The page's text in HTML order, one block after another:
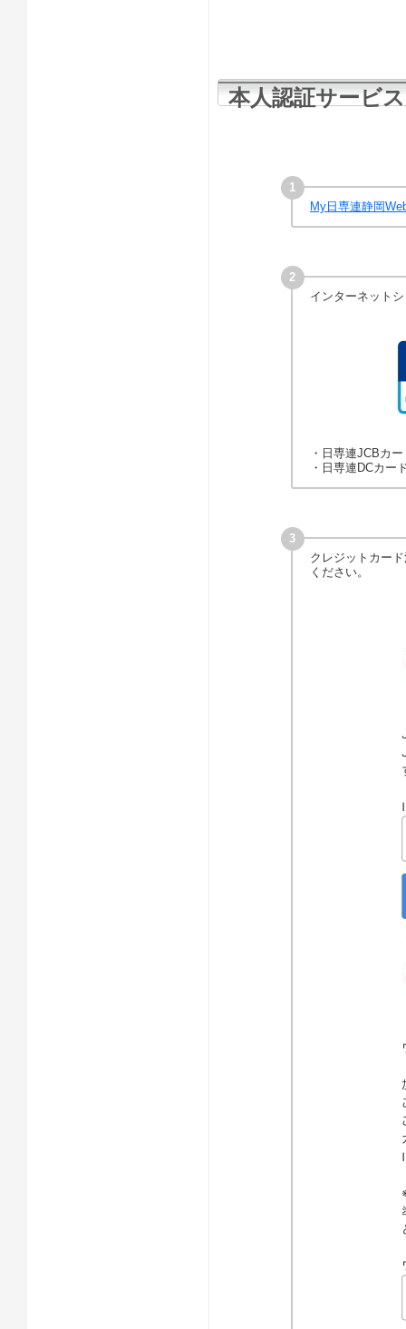
本人認証サービ
My日専連静岡
インターネット
・日専連JCBカ
・日専連DCカー
クレジットカー
ください。